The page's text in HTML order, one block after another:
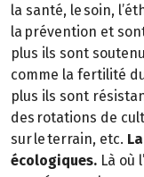
la santé, le soin,
la prévention et
plus ils sont
comme la fertilité
plus ils sont
des rotations de
sur le terrain, etc.
écologiques. Là où